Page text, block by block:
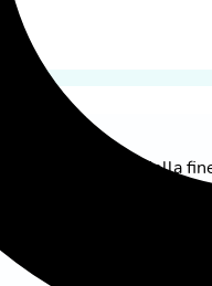
di 2 mesi prima della
alla fine della